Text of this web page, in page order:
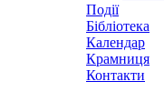
Події
Бібліотека
Календар
Крамниця
Контакти